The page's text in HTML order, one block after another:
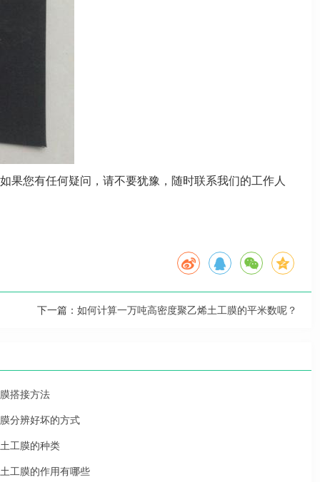
果您有任何疑问，请不要犹豫，随时联系我们的工作人
下一篇： 如何计算一万吨高密度聚乙烯土工膜的平米数呢？
搭接方法
分辨好坏的方式
工膜的种类
工膜的作用有哪些